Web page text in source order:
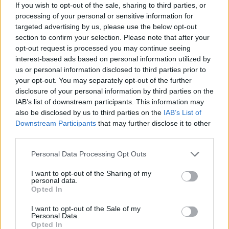
If you wish to opt-out of the sale, sharing to third parties, or
processing of your personal or sensitive information for
targeted advertising by us, please use the below opt-out
section to confirm your selection. Please note that after your
opt-out request is processed you may continue seeing
interest-based ads based on personal information utilized by
us or personal information disclosed to third parties prior to
your opt-out. You may separately opt-out of the further
disclosure of your personal information by third parties on the
IAB’s list of downstream participants. This information may
also be disclosed by us to third parties on the IAB’s List of
Downstream Participants that may further disclose it to other
Personal Data Processing Opt Outs
I want to opt-out of the Sharing of my
personal data.
Opted In
I want to opt-out of the Sale of my
Personal Data.
Opted In
ιδιαίτερο πρόβλημα. Το αντίστοιχο ποσοστό σε
όσους είχαν πάρει το εικονικό φάρμακο ήταν
48% (λόγω της δύναμης της αυθυποβολής).
Επιπλέον, 8 και 24 ώρες μετά τη λήψη, το
ποσοστό των ασθενών που ήταν ικανοποιημένοι
ή πολύ ικανοποιημένοι από την κατάστασή τους
ήταν υπερδιπλάσιο στους ασθενείς που είχαν
πάρει ubrogepant.
Τα ευρήματα αυτά είναι ενθαρρυντικά και
βοηθήσει τους ασθενείς με ημικρανία να
λειτουργούν φυσιολογικά, γράφουν οι
ερευνητές.